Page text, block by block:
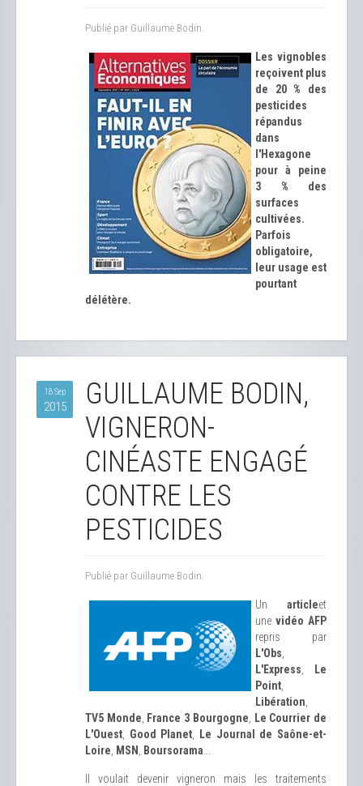
Publié par Guillaume Bodin.
Les vignobles
reçoivent plus
de 20 % des
pesticides
répandus
dans
l'Hexagone
pour à peine
3 % des
surfaces
cultivées.
Parfois
obligatoire,
leur usage est
pourtant
délétère.
18 Sep
2015
GUILLAUME BODIN,
VIGNERON-
CINÉASTE ENGAGÉ
CONTRE LES
PESTICIDES
Publié par Guillaume Bodin.
Un articleet
une vidéo AFP
repris par
L'Obs
L'Express
Le
Point
Libération
TV5 Monde
France 3 Bourgogne
Le Courrier de
L'Ouest
Good Planet
Le Journal de Saône-et-
Loire
MSN Boursorama
Il voulait devenir vigneron mais les traitements